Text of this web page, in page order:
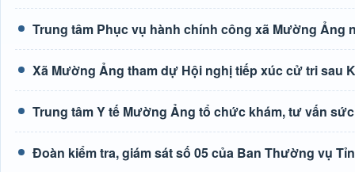
Trung tâm Phục vụ hành chính công xã Mường Ảng
Xã Mường Ảng tham dự Hội nghị tiếp xúc cử tri sau
Trung tâm Y tế Mường Ảng tổ chức khám, tư vấn
Đoàn kiểm tra, giám sát số 05 của Ban Thường vụ